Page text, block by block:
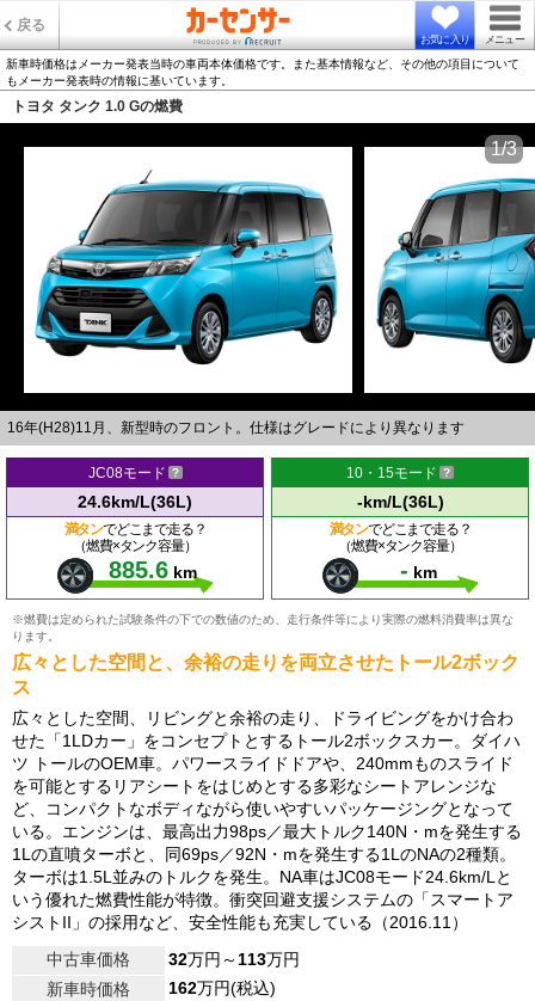
戻る
お気に入り メニュー
新車時価格はメーカー発表当時の車両本体価格です。また基本情報など、その他の項目について
もメーカー発表時の情報に基いています。
トヨタ タンク 1.0 Gの燃費
16年(H28)11月、新型時のフロント。仕様はグレードにより異なります
1/3
JC08モード
24.6km/L(36L)
満タンでどこまで走る？
（燃費×タンク容量）
885.6 km
10・15モード
-km/L(36L)
満タンでどこまで走る？
（燃費×タンク容量）
- km
※燃費は定められた試験条件の下での数値のため、走行条件等により実際の燃料消費率は異な
ります。
広々とした空間と、余裕の走りを両立させたトール2ボック
ス
広々とした空間、リビングと余裕の走り、ドライビングをかけ合わ
せた「1LDカー」をコンセプトとするトール2ボックスカー。ダイハ
ツ トールのOEM車。パワースライドドアや、240mmものスライド
を可能とするリアシートをはじめとする多彩なシートアレンジな
ど、コンパクトなボディながら使いやすいパッケージングとなって
いる。エンジンは、最高出力98ps／最大トルク140N・mを発生する
1Lの直噴ターボと、同69ps／92N・mを発生する1LのNAの2種類。
ターボは1.5L並みのトルクを発生。NA車はJC08モード24.6km/Lと
いう優れた燃費性能が特徴。衝突回避支援システムの「スマートア
シストII」の採用など、安全性能も充実している（2016.11）
中古車価格
32万円～113万円
新車時価格
162万円(税込)